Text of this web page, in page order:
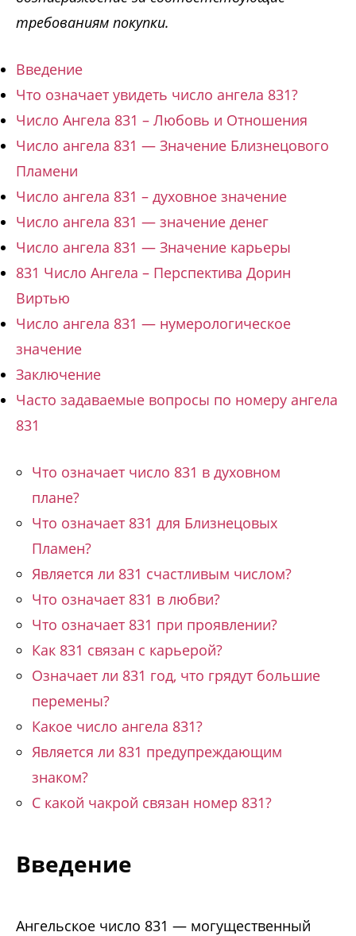
требованиям покупки.
Введение
Что означает увидеть число ангела 831?
Число Ангела 831 – Любовь и Отношения
Число ангела 831 — Значение Близнецового
Пламени
Число ангела 831 – духовное значение
Число ангела 831 — значение денег
Число ангела 831 — Значение карьеры
831 Число Ангела – Перспектива Дорин
Виртью
Число ангела 831 — нумерологическое
значение
Заключение
Часто задаваемые вопросы по номеру ангела
831
Что означает число 831 в духовном
плане?
Что означает 831 для Близнецовых
Пламен?
Является ли 831 счастливым числом?
Что означает 831 в любви?
Что означает 831 при проявлении?
Как 831 связан с карьерой?
Означает ли 831 год, что грядут большие
перемены?
Какое число ангела 831?
Является ли 831 предупреждающим
знаком?
С какой чакрой связан номер 831?
Введение
Ангельское число 831 — могущественный